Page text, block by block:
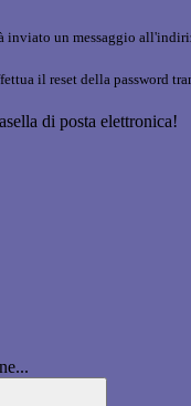
inviato un messaggio
il reset della password
di posta elettronica!